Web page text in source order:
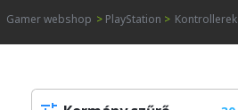
Gamer webshop > PlayStation > Kontrollerek